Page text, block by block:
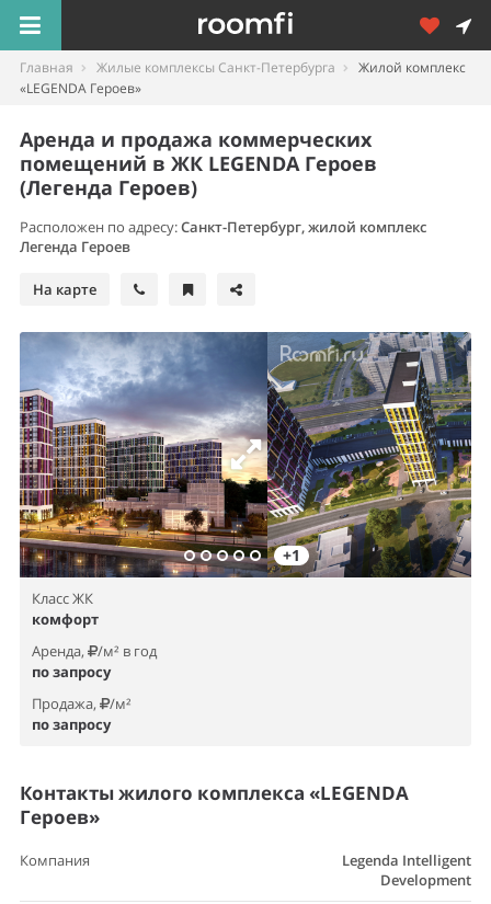
Главная Жилые комплексы Санкт-Петербурга
Жилой комплекс
«LEGENDA Героев»
Аренда и продажа коммерческих
помещений в ЖК LEGENDA Героев
(Легенда Героев)
Расположен по адресу:Санкт-Петербург,жилой комплекс
Легенда Героев
На карте
+1
Класс ЖК
комфорт
Аренда,
/м² в год
по запросу
Продажа,
/м²
по запросу
Контакты жилого комплекса «LEGENDA
Героев»
Компания
Legenda Intelligent
Development